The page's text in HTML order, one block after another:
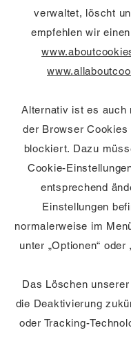
verwaltet, löscht
empfehlen wir
Alternativ ist es auch
der Browser Cookies
blockiert. Dazu
Cookie-
entsprechend
Einstellungen
normalerweise im
unter „Optionen“ oder
Das Löschen
die Deaktivierung
oder Tracking-